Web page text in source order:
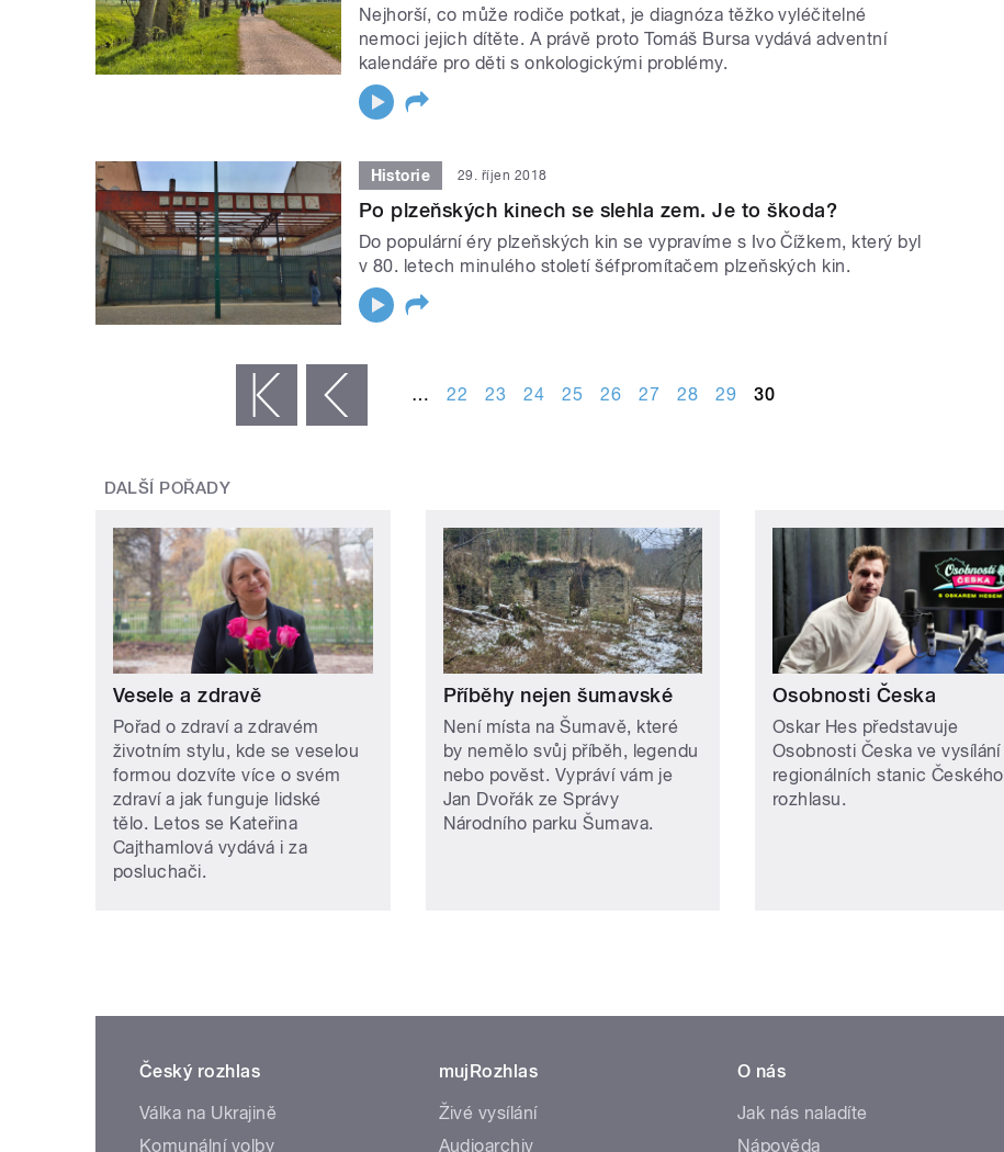
Nejhorší, co může rodiče potkat, je diagnóza těžko vyléčitelné
nemoci jejich dítěte. A právě proto Tomáš Bursa vydává adventní
kalendáře pro děti s onkologickými problémy.
Historie 29. říjen 2018
Po plzeňských kinech se slehla zem. Je to škoda?
Do populární éry plzeňských kin se vypravíme s Ivo Čížkem, který byl
v 80. letech minulého století šéfpromítačem plzeňských kin.
‹ předchozí … 22 23 24 25 26 27 28 29 30
DALŠÍ POŘADY
Vesele a zdravě
Pořad o zdraví a zdravém
životním stylu, kde se veselou
formou dozvíte více o svém
zdraví a jak funguje lidské
tělo. Letos se Kateřina
Cajthamlová vydává i za
posluchači.
Příběhy nejen šumavské
Není místa na Šumavě, které
by nemělo svůj příběh, legendu
nebo pověst. Vypráví vám je
Jan Dvořák ze Správy
Národního parku Šumava.
Osobnosti Česka
Oskar Hes představuje
Osobnosti Česka ve vysílání
regionálních stanic Českého
rozhlasu.
Český rozhlas
Válka na Ukrajině
Komunální volby
mujRozhlas
Živé vysílání
Audioarchiv
O nás
Jak nás naladíte
Nápověda